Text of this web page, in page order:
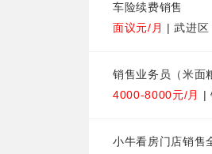
车险续费销售
面议元/月 | 武进
销售业务员（米面
4000-8000元/月 |
小牛看房门店销售